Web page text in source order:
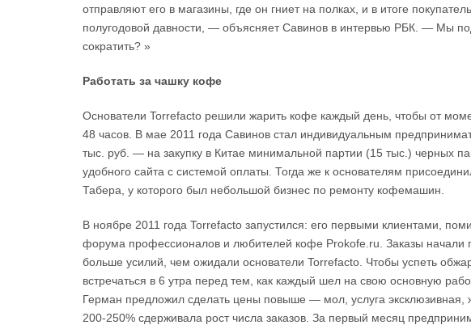
отправляют его в магазины, где он гниет на полках, и в итоге
полугодовой давности, — объясняет Савинов в интервью РБК. — Мы
сократить? »
Работать за чашку кофе​
Основатели Torrefacto решили жарить кофе каждый день, чтобы от
48 часов. В мае 2011 года Савинов стал индивидуальным
тыс. руб. — на закупку в Китае минимальной партии (15 тыс.) черных
удобного сайта с системой оплаты. Тогда же к основателям
Табера, у которого был небольшой бизнес по ремонту кофемашин.
В ноябре 2011 года Torrefacto запустился: его первыми клиентами,
форума профессионалов и любителей кофе Prokofe.ru. Заказы начали
больше усилий, чем ожидали основатели Torrefacto. Чтобы успеть
встречаться в 6 утра перед тем, как каждый шел на свою основную
Герман предложил сделать цены повыше — мол, услуга
200-250% сдерживала рост числа заказов. За первый месяц